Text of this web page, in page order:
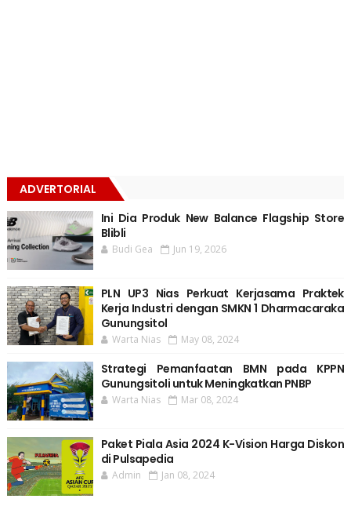
ADVERTORIAL
Ini Dia Produk New Balance Flagship Store
Blibli
Budi Gea Jun 19, 2026
PLN UP3 Nias Perkuat Kerjasama Praktek
Kerja Industri dengan SMKN 1 Dharmacaraka
Gunungsitol
Warta Nias May 08, 2024
Strategi Pemanfaatan BMN pada KPPN
Gunungsitoli untuk Meningkatkan PNBP
Warta Nias Mar 08, 2024
Paket Piala Asia 2024 K-Vision Harga Diskon
di Pulsapedia
Admin Jan 08, 2024